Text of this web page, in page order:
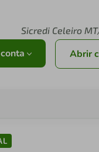
Sicredi Celeiro
Abrir